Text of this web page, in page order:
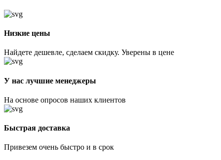
Низкие цены
Найдете дешевле, сделаем скидку. Уверены в цене
У нас лучшие менеджеры
На основе опросов наших клиентов
Быстрая доставка
Привезем очень быстро и в срок